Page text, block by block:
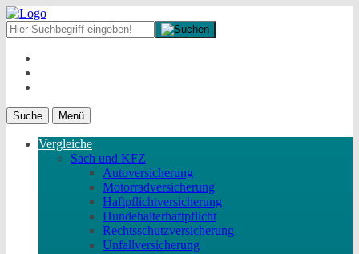
Suche Menü
Vergleiche
Sach und KFZ
Autoversicherung
Motorradversicherung
Haftpflichtversicherung
Hundehalterhaftpflicht
Rechtsschutzversicherung
Unfallversicherung